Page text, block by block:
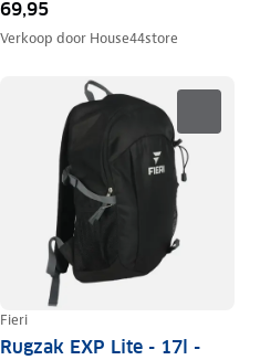
69,95
Verkoop door House44store
Fieri
Rugzak EXP Lite - 17l -